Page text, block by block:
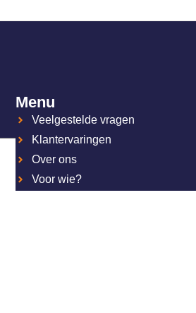
Menu
Veelgestelde vragen
Klantervaringen
Over ons
Voor wie?